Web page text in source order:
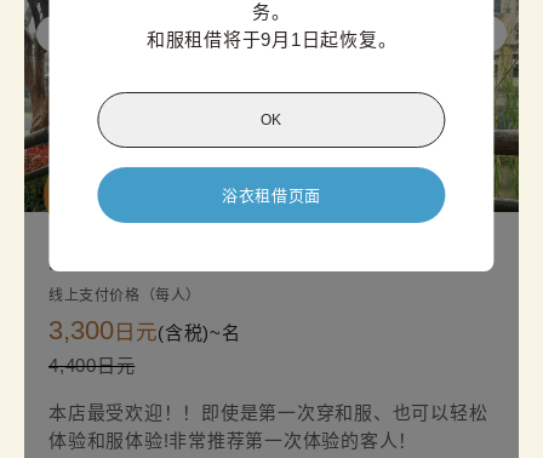
务。
和服租借将于9月1日起恢复。
OK
浴衣租借页面
超值方案
浅草标准和服方案
线上支付价格（每人）
3,300 日元(含税)~名
4,400日元
本店最受欢迎！！即使是第一次穿和服、也可以轻松
体验和服体验!非常推荐第一次体验的客人！